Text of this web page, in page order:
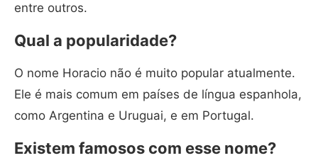
entre outros.
Qual a popularidade?
O nome Horacio não é muito popular atualmente.
Ele é mais comum em países de língua espanhola,
como Argentina e Uruguai, e em Portugal.
Existem famosos com esse nome?